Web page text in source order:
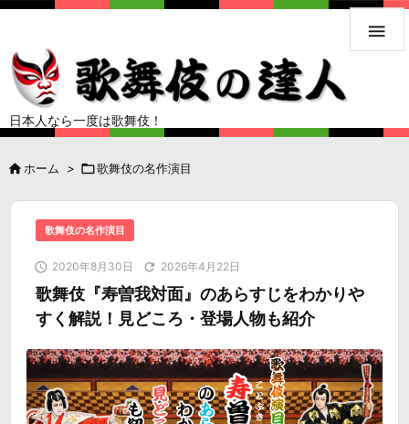
日本人なら一度は歌舞伎！

 ホーム > 歌舞伎の名作演目
歌舞伎の名作演目
 2020年8月30日  2026年4月22日
歌舞伎『寿曽我対面』のあらすじをわかりや
すく解説！見どころ・登場人物も紹介